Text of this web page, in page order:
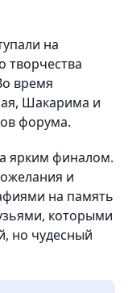
на
творчества
время
Шакарима и
форума.
ярким финалом.
и
на память
которыми
но чудесный